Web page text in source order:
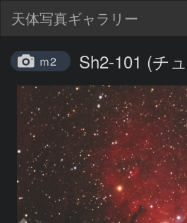
天体写真ギャラリー
ｍ2 Sh2-101 (チ